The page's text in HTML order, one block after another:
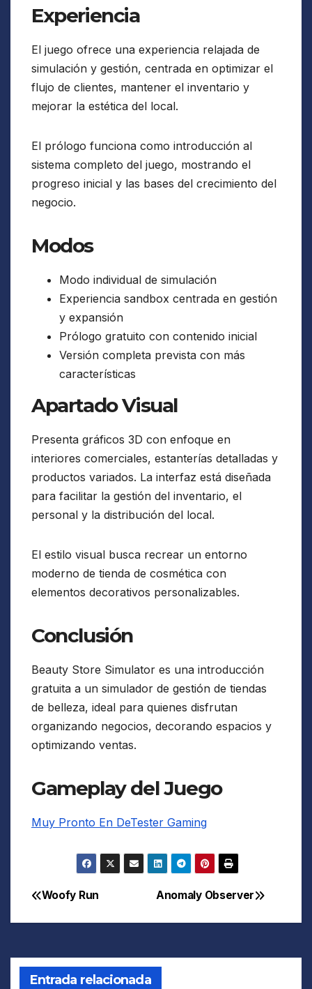
Experiencia
El juego ofrece una experiencia relajada de
simulación y gestión, centrada en optimizar el
flujo de clientes, mantener el inventario y
mejorar la estética del local.
El prólogo funciona como introducción al
sistema completo del juego, mostrando el
progreso inicial y las bases del crecimiento del
negocio.
Modos
Modo individual de simulación
Experiencia sandbox centrada en gestión
y expansión
Prólogo gratuito con contenido inicial
Versión completa prevista con más
características
Apartado Visual
Presenta gráficos 3D con enfoque en
interiores comerciales, estanterías detalladas y
productos variados. La interfaz está diseñada
para facilitar la gestión del inventario, el
personal y la distribución del local.
El estilo visual busca recrear un entorno
moderno de tienda de cosmética con
elementos decorativos personalizables.
Conclusión
Beauty Store Simulator es una introducción
gratuita a un simulador de gestión de tiendas
de belleza, ideal para quienes disfrutan
organizando negocios, decorando espacios y
optimizando ventas.
Gameplay del Juego
Muy Pronto En DeTester Gaming
Navegación
de
entradas
Anomaly Observer
Woofy Run
Entrada relacionada